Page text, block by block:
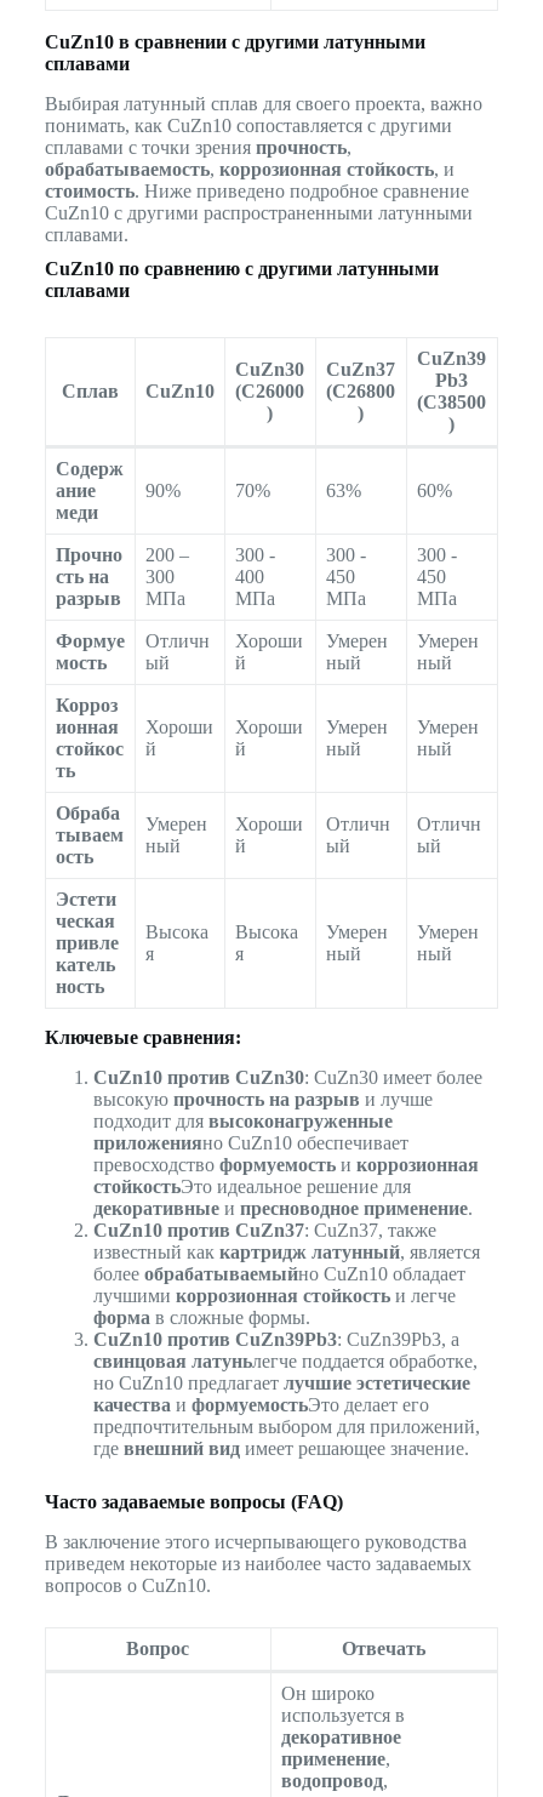
CuZn10 в сравнении с другими латунными
сплавами
Выбирая латунный сплав для своего проекта, важно
понимать, как CuZn10 сопоставляется с другими
сплавами с точки зрения прочность,
обрабатываемость, коррозионная стойкость, и
стоимость. Ниже приведено подробное сравнение
CuZn10 с другими распространенными латунными
сплавами.
CuZn10 по сравнению с другими латунными
сплавами
Сплав CuZn10
CuZn30
(C26000
)
CuZn37
(C26800
)
CuZn39
Pb3
(C38500
)
Содерж
ание
меди
90% 70% 63% 60%
Прочно
сть на
разрыв
200 –
300
МПа
300 -
400
МПа
300 -
450
МПа
300 -
450
МПа
Формуе
мость
Отличн
ый
Хороши
й
Умерен
ный
Умерен
ный
Корроз
ионная
стойкос
ть
Хороши
й
Хороши
й
Умерен
ный
Умерен
ный
Обраба
тываем
ость
Умерен
ный
Хороши
й
Отличн
ый
Отличн
ый
Эстети
ческая
привле
катель
ность
Высока
я
Высока
я
Умерен
ный
Умерен
ный
Ключевые сравнения:
CuZn10 против CuZn30: CuZn30 имеет более
высокую прочность на разрыв и лучше
подходит для высоконагруженные
приложенияно CuZn10 обеспечивает
превосходство формуемостьи коррозионная
стойкостьЭто идеальное решение для
декоративныеи пресноводное применение.
CuZn10 против CuZn37: CuZn37, также
известный как картридж латунный, является
более обрабатываемыйно CuZn10 обладает
лучшими коррозионная стойкостьи легче
форма в сложные формы.
CuZn10 против CuZn39Pb3: CuZn39Pb3, a
свинцовая латуньлегче поддается обработке,
но CuZn10 предлагает лучшие эстетические
качества и формуемостьЭто делает его
предпочтительным выбором для приложений,
где внешний видимеет решающее значение.
Часто задаваемые вопросы (FAQ)
В заключение этого исчерпывающего руководства
приведем некоторые из наиболее часто задаваемых
вопросов о CuZn10.
Вопрос Отвечать
Он широко
используется в
декоративное
применение,
водопровод,